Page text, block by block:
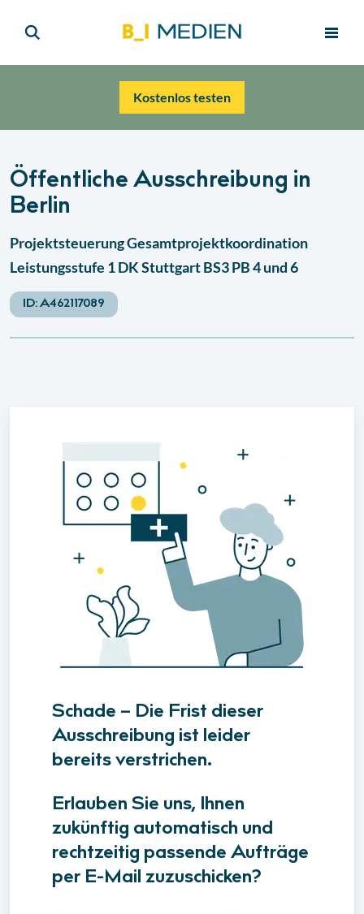
Kostenlos testen
Öffentliche Ausschreibung in
Berlin
Projektsteuerung Gesamtprojektkoordination
Leistungsstufe 1 DK Stuttgart BS3 PB 4 und 6
ID:A462117089
Schade – Die Frist dieser
Ausschreibung ist leider
bereits verstrichen.
Erlauben Sie uns, Ihnen
zukünftig automatisch und
rechtzeitig passende Aufträge
per E-Mail zuzuschicken?